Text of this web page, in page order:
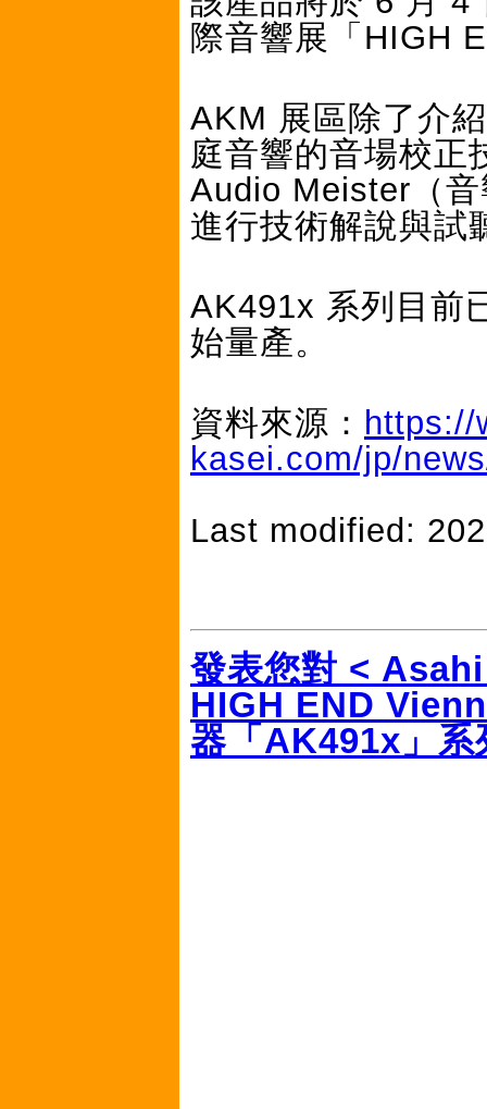
際音響展「HIGH
AKM 展區除了介
庭音響的音場校正
Audio Meister（
進行技術解說與試
AK491x 系列目前
始量產。
資料來源： https://
kasei.com/jp/
Last modified:
發表您對 <
HIGH END
器「AK491x」系